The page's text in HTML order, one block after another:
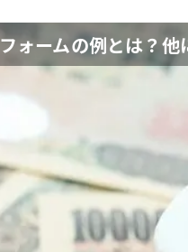
ォームの例とは？